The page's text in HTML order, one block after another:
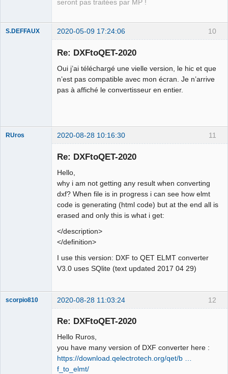
seront pas traitées par MP !
10
S.DEFFAUX 2020-05-09 17:24:06
Re: DXFtoQET-2020
Oui j’ai téléchargé une vielle version, le hic et que
n’est pas compatible avec mon écran. Je n’arrive
pas à affiché le convertisseur en entier.
11
RUros 2020-08-28 10:16:30
Re: DXFtoQET-2020
Hello,
why i am not getting any result when converting
dxf? When file is in progress i can see how elmt
code is generating (html code) but at the end all is
erased and only this is what i get:
</description>
</definition>
I use this version: DXF to QET ELMT converter
V3.0 uses SQlite (text updated 2017 04 29)
12
scorpio810 2020-08-28 11:03:24
Re: DXFtoQET-2020
Hello Ruros,
you have many version of DXF converter here :
https://download.qelectrotech.org/qet/b …
f_to_elmt/